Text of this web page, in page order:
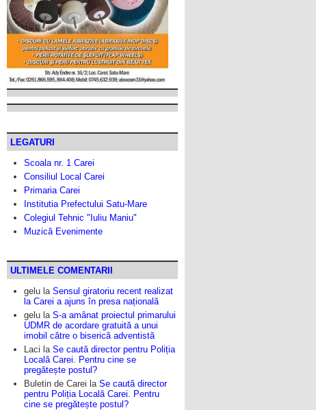
LEGATURI
Scoala nr. 1 Carei
Consiliul Local Carei
Primaria Carei
Institutia Prefectului Satu-Mare
Colegiul Tehnic "Iuliu Maniu"
Muzică Evenimente
ULTIMELE COMENTARII
gelu la Sensul giratoriu recent realizat
la Carei a ajuns în presa națională
gelu la S-a amânat proiectul primarului
UDMR de acordare gratuită a unui
imobil către o biserică adventistă
Laci la Se caută director pentru Poliția
Locală Carei. Pentru cine se
pregătește postul?
Buletin de Carei la Se caută director
pentru Poliția Locală Carei. Pentru
cine se pregătește postul?